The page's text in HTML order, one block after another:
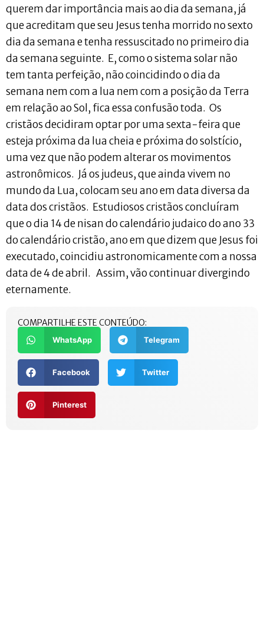
querem dar importância mais ao dia da semana, já
que acreditam que seu Jesus tenha morrido no sexto
dia da semana e tenha ressuscitado no primeiro dia
da semana seguinte. E, como o sistema solar não
tem tanta perfeição, não coincidindo o dia da
semana nem com a lua nem com a posição da Terra
em relação ao Sol, fica essa confusão toda. Os
cristãos decidiram optar por uma sexta-feira que
esteja próxima da lua cheia e próxima do solstício,
uma vez que não podem alterar os movimentos
astronômicos. Já os judeus, que ainda vivem no
mundo da Lua, colocam seu ano em data diversa da
data dos cristãos. Estudiosos cristãos concluíram
que o dia 14 de nisan do calendário judaico do ano 33
do calendário cristão, ano em que dizem que Jesus foi
executado, coincidiu astronomicamente com a nossa
data de 4 de abril. Assim, vão continuar divergindo
eternamente.
COMPARTILHE ESTE CONTEÚDO:
WhatsApp Telegram
Facebook Twitter
Pinterest